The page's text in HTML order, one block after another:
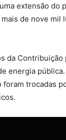
extensão do
de nove mil
da Contribuição
energia
trocadas